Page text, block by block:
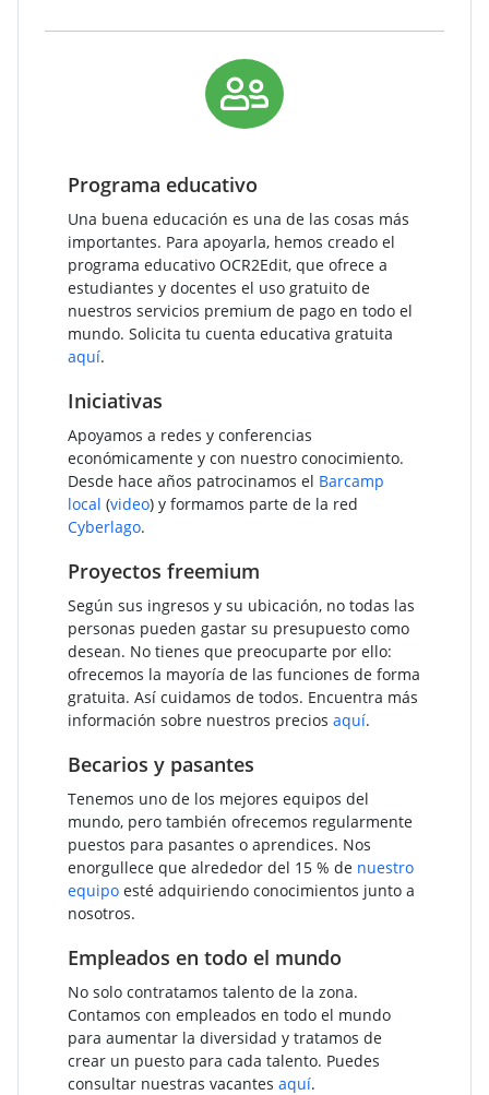
Programa educativo
Una buena educación es una de las cosas más
importantes. Para apoyarla, hemos creado el
programa educativo OCR2Edit, que ofrece a
estudiantes y docentes el uso gratuito de
nuestros servicios premium de pago en todo el
mundo. Solicita tu cuenta educativa gratuita
aquí.
Iniciativas
Apoyamos a redes y conferencias
económicamente y con nuestro conocimiento.
Desde hace años patrocinamos el Barcamp
local (video) y formamos parte de la red
Cyberlago.
Proyectos freemium
Según sus ingresos y su ubicación, no todas las
personas pueden gastar su presupuesto como
desean. No tienes que preocuparte por ello:
ofrecemos la mayoría de las funciones de forma
gratuita. Así cuidamos de todos. Encuentra más
información sobre nuestros precios aquí.
Becarios y pasantes
Tenemos uno de los mejores equipos del
mundo, pero también ofrecemos regularmente
puestos para pasantes o aprendices. Nos
enorgullece que alrededor del 15 % de nuestro
equipo esté adquiriendo conocimientos junto a
nosotros.
Empleados en todo el mundo
No solo contratamos talento de la zona.
Contamos con empleados en todo el mundo
para aumentar la diversidad y tratamos de
crear un puesto para cada talento. Puedes
consultar nuestras vacantes aquí.